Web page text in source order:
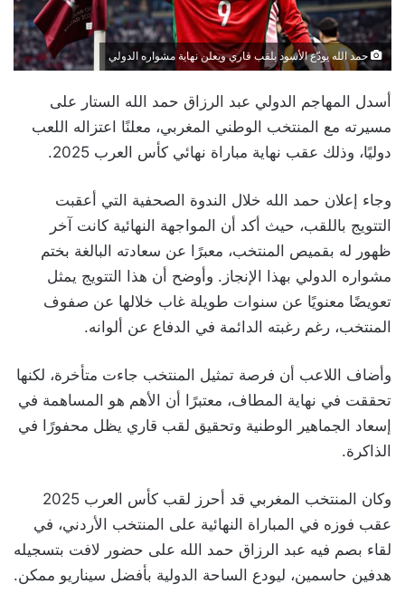
حمد الله يودّع الأسود بلقب قاري ويعلن نهاية مشواره الدولي
أسدل المهاجم الدولي عبد الرزاق حمد الله الستار على
مسيرته مع المنتخب الوطني المغربي، معلنًا اعتزاله اللعب
دوليًا، وذلك عقب نهاية مباراة نهائي كأس العرب 2025.
وجاء إعلان حمد الله خلال الندوة الصحفية التي أعقبت
التتويج باللقب، حيث أكد أن المواجهة النهائية كانت آخر
ظهور له بقميص المنتخب، معبرًا عن سعادته البالغة بختم
مشواره الدولي بهذا الإنجاز. وأوضح أن هذا التتويج يمثل
تعويضًا معنويًا عن سنوات طويلة غاب خلالها عن صفوف
المنتخب، رغم رغبته الدائمة في الدفاع عن ألوانه.
وأضاف اللاعب أن فرصة تمثيل المنتخب جاءت متأخرة، لكنها
تحققت في نهاية المطاف، معتبرًا أن الأهم هو المساهمة في
إسعاد الجماهير الوطنية وتحقيق لقب قاري يظل محفورًا في
الذاكرة.
وكان المنتخب المغربي قد أحرز لقب كأس العرب 2025
عقب فوزه في المباراة النهائية على المنتخب الأردني، في
لقاء بصم فيه عبد الرزاق حمد الله على حضور لافت بتسجيله
هدفين حاسمين، ليودع الساحة الدولية بأفضل سيناريو ممكن.